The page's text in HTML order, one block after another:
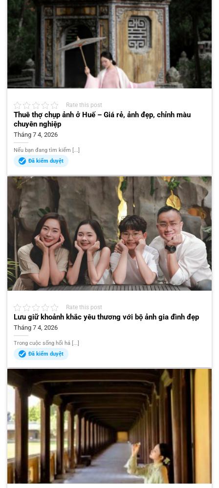
Rate this post
Thuê thợ chụp ảnh ở Huế – Giá rẻ, ảnh đẹp, chỉnh màu
chuyên nghiệp
Tháng 7 4, 2026
Nếu bạn đang tìm kiếm [...]
Đã kiểm duyệt
Rate this post
Lưu giữ khoảnh khắc yêu thương với bộ ảnh gia đình đẹp
Tháng 7 4, 2026
Trong cuộc sống hối hả [...]
Đã kiểm duyệt